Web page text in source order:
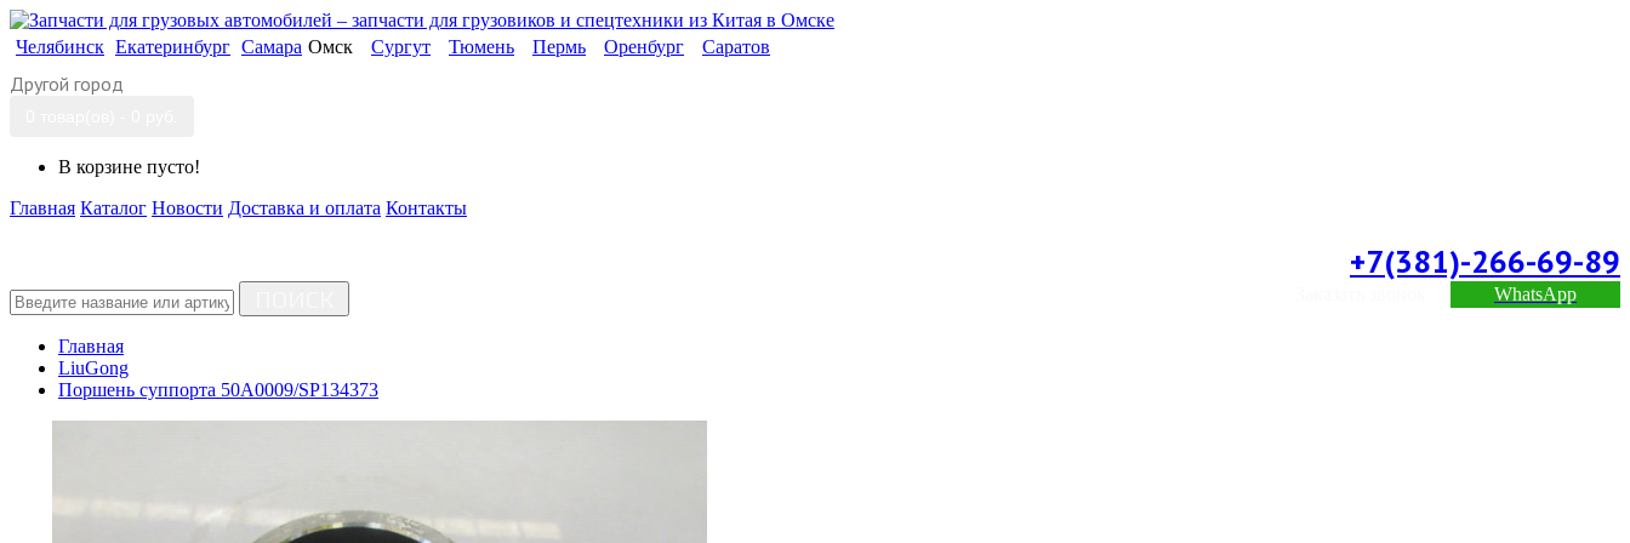
Челябинск Екатеринбург Самара Омск Сургут Тюмень Пермь Оренбург Саратов
Другой город
В корзине пусто!
Главная Каталог Новости Доставка и оплата Контакты
+7(381)-266-69-89
WhatsApp
Главная
LiuGong
Поршень суппорта 50A0009/SP134373